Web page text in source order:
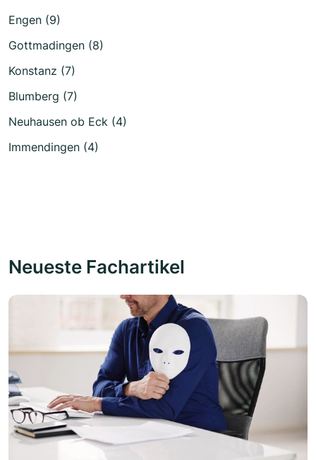
Engen (9)
Gottmadingen (8)
Konstanz (7)
Blumberg (7)
Neuhausen ob Eck (4)
Immendingen (4)
Neueste Fachartikel